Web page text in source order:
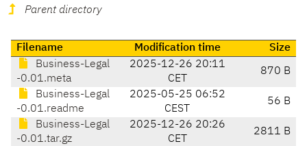
Parent directory
Filename Modification time
Size
Business-Legal
-0.01.meta
2025-12-26 20:11
CET
870 B
Business-Legal
-0.01.readme
2025-05-25 06:52
CEST
56 B
Business-Legal
-0.01.tar.gz
2025-12-26 20:26
CET
2811 B